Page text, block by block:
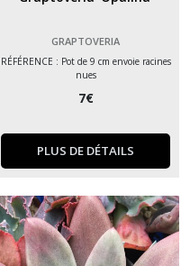
GRAPTOVERIA
RÉFÉRENCE : Pot de 9 cm envoie racines
nues
7€
PLUS DE DÉTAILS